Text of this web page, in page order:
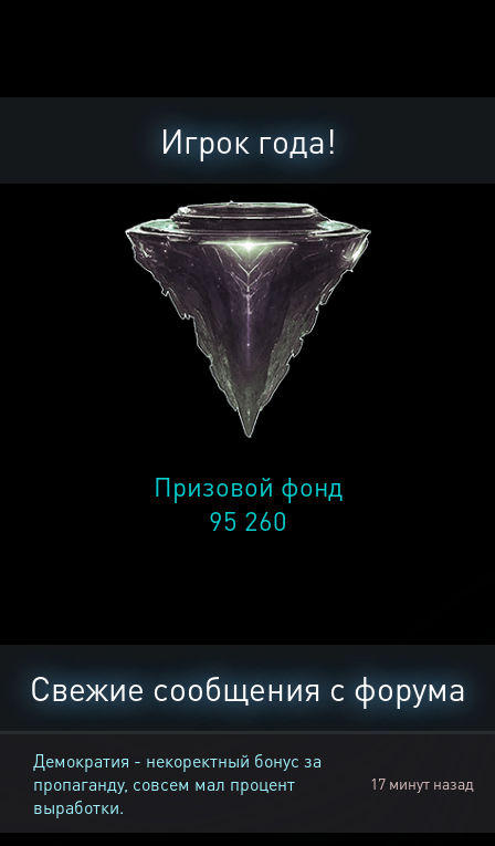
Игрок года!
Призовой фонд
95 260
Свежие сообщения с форума
Демократия - некоректный бонус за
пропаганду, совсем мал процент
выработки.
17 минут назад